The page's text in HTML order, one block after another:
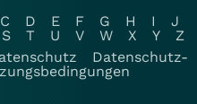
C D E F G H I
J
S T U V W X Y
Z
Datenschutz-